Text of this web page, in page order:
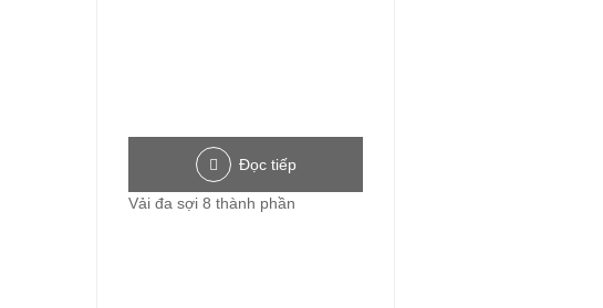
Đọc tiếp
Vải đa sợi 8 thành phần